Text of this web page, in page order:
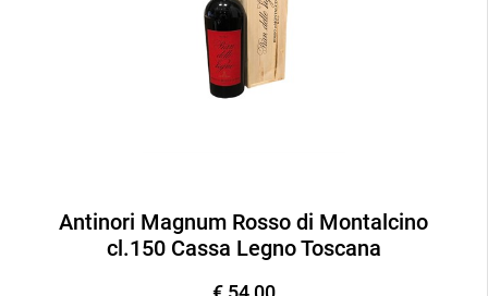
Antinori Magnum Rosso di Montalcino
cl.150 Cassa Legno Toscana